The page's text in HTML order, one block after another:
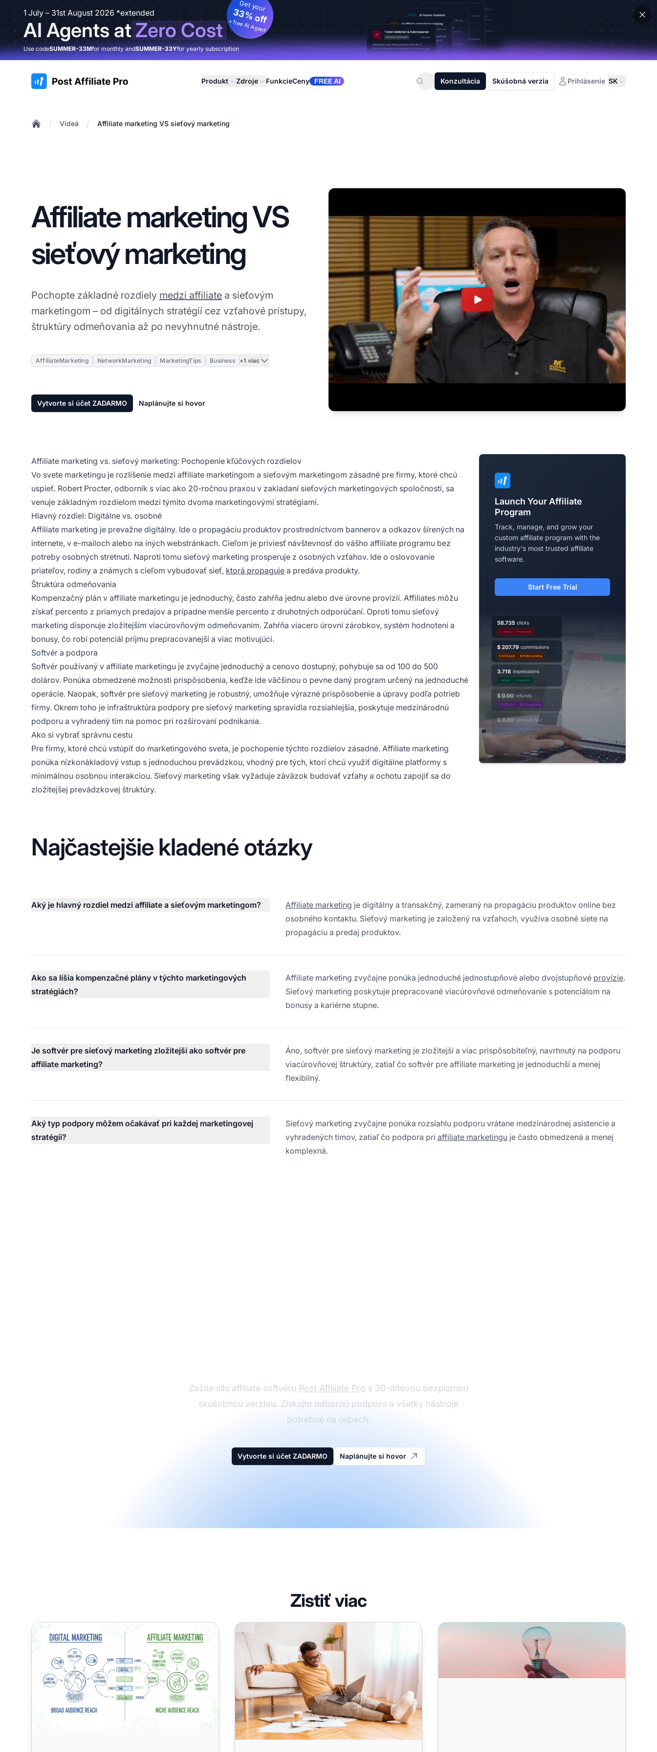
1 July – 31st August 2026 *extended
AI Agents atZero Cost
Get your
33% off
+ free AI Agent
Use codeSUMMER-33Mfor monthly andSUMMER-33Yfor yearly subscription
:site.title Produkt Zdroje FunkcieCeny FREE AI Konzultácia Skúšobná verzia Prihlásenie SK
/ Videá / Affiliate marketing VS sieťový marketing
Affiliate marketing VS
sieťový marketing
Pochopte základné rozdiely medzi affiliate a sieťovým
marketingom – od digitálnych stratégií cez vzťahové prístupy,
štruktúry odmeňovania až po nevyhnutné nástroje.
AffiliateMarketing NetworkMarketing MarketingTips Business +1 viac
Vytvorte si účet ZADARMO Naplánujte si hovor
Affiliate marketing vs. sieťový marketing: Pochopenie kľúčových rozdielov
Vo svete marketingu je rozlíšenie medzi affiliate marketingom a sieťovým marketingom zásadné pre firmy, ktoré chcú
uspieť. Robert Procter, odborník s viac ako 20-ročnou praxou v zakladaní sieťových marketingových spoločností, sa
venuje základným rozdielom medzi týmito dvoma marketingovými stratégiami.
Hlavný rozdiel: Digitálne vs. osobné
Affiliate marketing je prevažne digitálny. Ide o propagáciu produktov prostredníctvom bannerov a odkazov šírených na
internete, v e-mailoch alebo na iných webstránkach. Cieľom je priviesť návštevnosť do vášho affiliate programu bez
potreby osobných stretnutí. Naproti tomu sieťový marketing prosperuje z osobných vzťahov. Ide o oslovovanie
priateľov, rodiny a známych s cieľom vybudovať sieť, ktorá propaguje a predáva produkty.
Štruktúra odmeňovania
Kompenzačný plán v affiliate marketingu je jednoduchý, často zahŕňa jednu alebo dve úrovne provízií. Affiliates môžu
získať percento z priamych predajov a prípadne menšie percento z druhotných odporúčaní. Oproti tomu sieťový
marketing disponuje zložitejším viacúrovňovým odmeňovaním. Zahŕňa viacero úrovní zárobkov, systém hodnotení a
bonusy, čo robí potenciál príjmu prepracovanejší a viac motivujúci.
Softvér a podpora
Softvér používaný v affiliate marketingu je zvyčajne jednoduchý a cenovo dostupný, pohybuje sa od 100 do 500
dolárov. Ponúka obmedzené možnosti prispôsobenia, keďže ide väčšinou o pevne daný program určený na jednoduché
operácie. Naopak, softvér pre sieťový marketing je robustný, umožňuje výrazné prispôsobenie a úpravy podľa potrieb
firmy. Okrem toho je infraštruktúra podpory pre sieťový marketing spravidla rozsiahlejšia, poskytuje medzinárodnú
podporu a vyhradený tím na pomoc pri rozširovaní podnikania.
Ako si vybrať správnu cestu
Pre firmy, ktoré chcú vstúpiť do marketingového sveta, je pochopenie týchto rozdielov zásadné. Affiliate marketing
ponúka nízkonákladový vstup s jednoduchou prevádzkou, vhodný pre tých, ktorí chcú využiť digitálne platformy s
minimálnou osobnou interakciou. Sieťový marketing však vyžaduje záväzok budovať vzťahy a ochotu zapojiť sa do
zložitejšej prevádzkovej štruktúry.
Launch Your Affiliate
Program
Track, manage, and grow your
custom affiliate program with the
industry's most trusted affiliate
software.
Start Free Trial
Najčastejšie kladené otázky
Aký je hlavný rozdiel medzi affiliate a sieťovým marketingom? Affiliate marketing je digitálny a transakčný, zameraný na propagáciu produktov online bez
osobného kontaktu. Sieťový marketing je založený na vzťahoch, využíva osobné siete na
propagáciu a predaj produktov.
Ako sa líšia kompenzačné plány v týchto marketingových
stratégiách?
Affiliate marketing zvyčajne ponúka jednoduché jednostupňové alebo dvojstupňové provízie.
Sieťový marketing poskytuje prepracované viacúrovňové odmeňovanie s potenciálom na
bonusy a kariérne stupne.
Je softvér pre sieťový marketing zložitejší ako softvér pre
affiliate marketing?
Áno, softvér pre sieťový marketing je zložitejší a viac prispôsobiteľný, navrhnutý na podporu
viacúrovňovej štruktúry, zatiaľ čo softvér pre affiliate marketing je jednoduchší a menej
flexibilný.
Aký typ podpory môžem očakávať pri každej marketingovej
stratégii?
Sieťový marketing zvyčajne ponúka rozsiahlu podporu vrátane medzinárodnej asistencie a
vyhradených tímov, zatiaľ čo podpora pri affiliate marketingu je často obmedzená a menej
komplexná.
Zažite silu affiliate softvéru Post Affiliate Pro s 30-dňovou bezplatnou
skúšobnou verziou. Získajte odbornú podporu a všetky nástroje
potrebné na úspech.
Vytvorte si účet ZADARMO Naplánujte si hovor
Zistiť viac
Digitálny marketing vs affiliate marketing: Ktorú stratégiu by si mala vaša firma zvoliť v roku 2025?
Affiliate marketing: Začnite definíciou Čo je affiliate softvér?